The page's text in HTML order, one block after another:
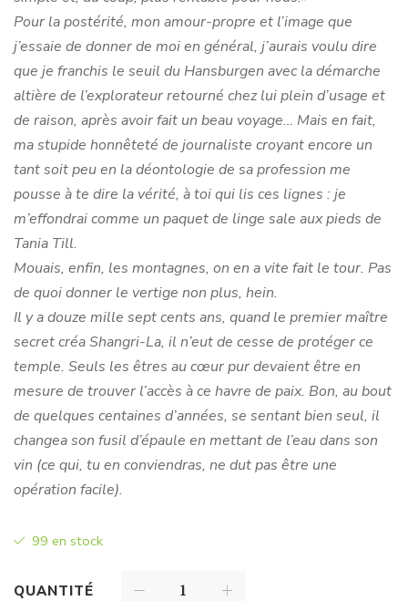
Pour la postérité, mon amour-propre et l’image que
j’essaie de donner de moi en général, j’aurais voulu dire
que je franchis le seuil du Hansburgen avec la démarche
altière de l’explorateur retourné chez lui plein d’usage et
de raison, après avoir fait un beau voyage… Mais en fait,
ma stupide honnêteté de journaliste croyant encore un
tant soit peu en la déontologie de sa profession me
pousse à te dire la vérité, à toi qui lis ces lignes : je
m’effondrai comme un paquet de linge sale aux pieds de
Tania Till.
Mouais, enfin, les montagnes, on en a vite fait le tour. Pas
de quoi donner le vertige non plus, hein.
Il y a douze mille sept cents ans, quand le premier maître
secret créa Shangri-La, il n’eut de cesse de protéger ce
temple. Seuls les êtres au cœur pur devaient être en
mesure de trouver l’accès à ce havre de paix. Bon, au bout
de quelques centaines d’années, se sentant bien seul, il
changea son fusil d’épaule en mettant de l’eau dans son
vin (ce qui, tu en conviendras, ne dut pas être une
opération facile).
99 en stock
QUANTITÉ